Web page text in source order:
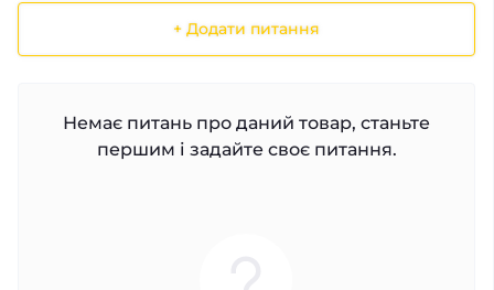
+ Додати питання
Немає питань про даний товар, станьте
першим і задайте своє питання.